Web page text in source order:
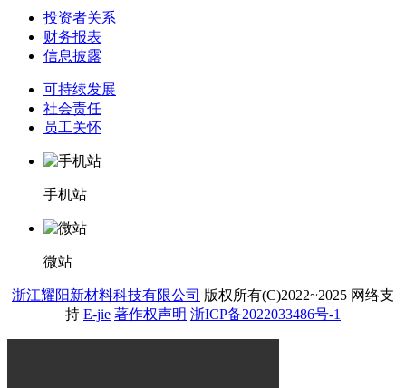
投资者关系
财务报表
信息披露
可持续发展
社会责任
员工关怀
手机站
微站
浙江耀阳新材料科技有限公司 版权所有(C)2022~2025 网络支
持 E-jie 著作权声明 浙ICP备2022033486号-1